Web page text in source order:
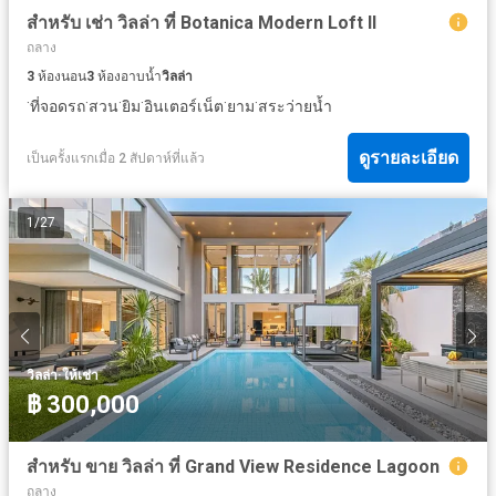
สำหรับ เช่า วิลล่า ที่ Botanica Modern Loft II
ถลาง
3 ห้องนอน3 ห้องอาบน้ำวิลล่า
·ที่จอดรถ·สวน·ยิม·อินเตอร์เน็ต·ยาม·สระว่ายน้ำ
เป็นครั้งแรกเมื่อ 2 สัปดาห์ที่แล้ว ดูรายละเอียด
1 /27
วิลล่า·ให้เช่า
฿ 300,000
สำหรับ ขาย วิลล่า ที่ Grand View Residence Lagoon
ถลาง